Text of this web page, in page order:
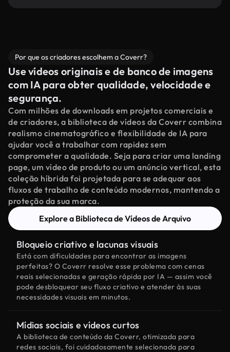
Por que os criadores escolhem a Coverr?
Use vídeos originais e de banco de imagens
com IA para obter qualidade, velocidade e
segurança.
Com milhões de downloads em projetos comerciais e
de criadores, a biblioteca de vídeos da Coverr combina
realismo cinematográfico e flexibilidade de IA para
ajudar você a trabalhar com rapidez sem
comprometer a qualidade. Seja para criar uma landing
page, um vídeo de produto ou um anúncio vertical, esta
coleção híbrida foi projetada para se adequar aos
fluxos de trabalho de conteúdo modernos, mantendo a
proteção da sua marca.
Explore a Biblioteca de Vídeos de Arquivo
Bloqueio criativo e lacunas visuais
Está com dificuldades para encontrar as imagens
perfeitas? O Coverr resolve esse problema com cenas
reais selecionadas e geração rápida por IA — assim você
pode desbloquear seu fluxo criativo e atender às suas
necessidades visuais em minutos.
Mídias sociais e vídeos curtos
A biblioteca de conteúdo da Coverr, otimizada para
redes sociais, foi cuidadosamente selecionada para